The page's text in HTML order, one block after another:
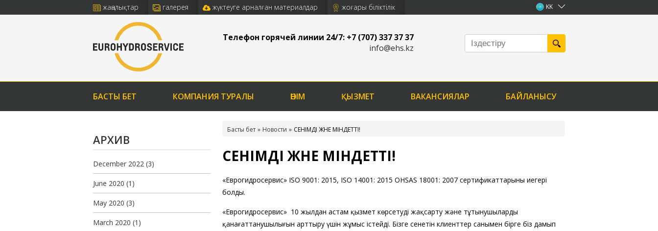
жаңалықтар галерея жүктеуге арналған материалдар жоғары біліктілік KK
Телефон горячей линии 24/7: +7 (707) 337 37 37
info@ehs.kz
БАСТЫ БЕТ КОМПАНИЯ ТУРАЛЫ ӨНІМ ҚЫЗМЕТ ВАКАНСИЯЛАР БАЙЛАНЫСУ
АРХИВ
December 2022(3)
June 2020 (1)
May 2020 (3)
March 2020 (1)
Басты бет Новости СЕНІМДІ ЖӘНЕ МІНДЕТТІ!
СЕНІМДІ ЖӘНЕ МІНДЕТТІ!
«Еврогидросервис» ISO 9001: 2015, ISO 14001: 2015 OHSAS 18001: 2007 сертификаттарының иегері
болды.
«Еврогидросервис» 10 жылдан астам қызмет көрсетуді жақсарту және тұтынушылардың
қанағаттанушылығын арттыру үшін жұмыс істейді. Бізге сенетін клиенттер санымен бірге біз дамып